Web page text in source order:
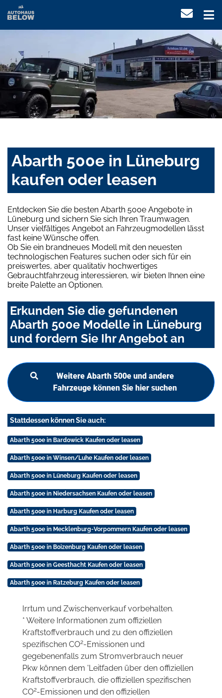
Abarth 500e in Lüneburg
kaufen oder leasen
Entdecken Sie die besten Abarth 500e Angebote in
Lüneburg und sichern Sie sich Ihren Traumwagen.
Unser vielfältiges Angebot an Fahrzeugmodellen lässt
fast keine Wünsche offen.
Ob Sie ein brandneues Modell mit den neuesten
technologischen Features suchen oder sich für ein
preiswertes, aber qualitativ hochwertiges
Gebrauchtfahrzeug interessieren, wir bieten Ihnen eine
breite Palette an Optionen.
Erkunden Sie die gefundenen
Abarth 500e Modelle in Lüneburg
und fordern Sie Ihr Angebot an
Weitere Abarth 500e und andere
Fahrzeuge können Sie hier suchen
Stattdessen können Sie auch:
Abarth 500e in Bardowick Kaufen oder leasen
Abarth 500e in Winsen/Luhe Kaufen oder leasen
Abarth 500e in Lüneburg Kaufen oder leasen
Abarth 500e in Niedersachsen Kaufen oder leasen
Abarth 500e in Harburg Kaufen oder leasen
Abarth 500e in Mecklenburg-Vorpommern Kaufen oder leasen
Abarth 500e in Boizenburg Kaufen oder leasen
Abarth 500e in Geesthacht Kaufen oder leasen
Abarth 500e in Ratzeburg Kaufen oder leasen
Irrtum und Zwischenverkauf vorbehalten.
* Weitere Informationen zum offiziellen
Kraftstoffverbrauch und zu den offiziellen
spezifischen CO2-Emissionen und
gegebenenfalls zum Stromverbrauch neuer
Pkw können dem 'Leitfaden über den offiziellen
Kraftstoffverbrauch, die offiziellen spezifischen
CO2-Emissionen und den offiziellen